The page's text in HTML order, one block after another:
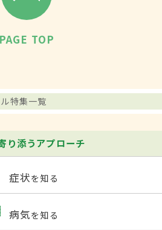
PAGE TOP
特集一覧
り添うアプローチ
症状を知る
病気を知る